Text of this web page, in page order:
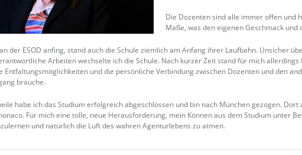
Die Dozenten sind alle immer offen und
Maße, was den eigenen Geschmack
der ESOD anfing, stand auch die Schule ziemlich am Anfang ihrer Laufbahn. Unsicher
Arbeiten wechselte ich die Schule. Nach kurzer Zeit stand für mich
Entfaltungsmöglichkeiten und die persönliche Verbindung zwischen Dozenten und den
brauche.
habe ich das Studium erfolgreich abgeschlossen und bin nach München gezogen.
Für mich eine tolle, neue Herausforderung, mein Können aus dem Studium unter
und natürlich die Luft des wahren Agenturlebens zu atmen.